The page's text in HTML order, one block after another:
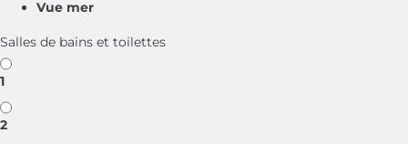
Vue mer
Salles de bains et toilettes
1
2